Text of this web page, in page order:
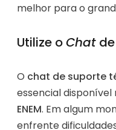
melhor para o
Utilize oChat
O chat de suporte
essencial disponível
ENEM. Em algum
enfrente